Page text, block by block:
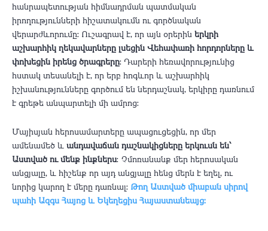
հանրապետության հիմնադրման պատմական
իրողությունների հիշատակումն ու գործնական
վերարժևորումը: Ուշագրավ է, որ այն օրերին երկրի
աշխարհիկ ղեկավարները լսեցին Վեհափառի հորդորները և
փոխեցին իրենց ծրագրերը: Դարերի հեռավորությունից
հստակ տեսանելի է, որ երբ հոգևոր և աշխարհիկ
իշխանությունները գործում են ներդաշնակ, երկիրը դառնում
է գրեթե անպարտելի մի ամրոց:
Մայիսյան հերոսամարտերը ապացուցեցին, որ մեր
ամենամեծ և անդավաճան դաշնակիցները երկուսն են՝
Աստված ու մենք ինքներս։ Չմոռանանք մեր հերոսական
անցյալը, և հիշենք որ այդ անցյալը հենց մերն է եղել, ու
նորից կարող է մերը դառնալ: Թող Աստված միաբան սիրով
պահի Ազգս Հայոց և Եկեղեցիս Հայաստանեայց: